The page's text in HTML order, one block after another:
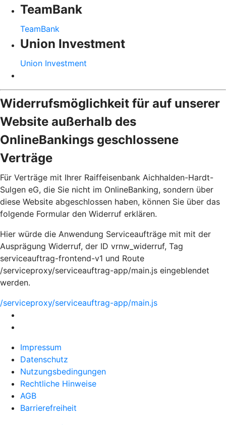
TeamBank
TeamBank
Union Investment
Union Investment
Widerrufsmöglichkeit für auf unserer
Website außerhalb des
OnlineBankings geschlossene
Verträge
Für Verträge mit Ihrer Raiffeisenbank Aichhalden-Hardt-
Sulgen eG, die Sie nicht im OnlineBanking, sondern über
diese Website abgeschlossen haben, können Sie über das
folgende Formular den Widerruf erklären.
Hier würde die Anwendung Serviceaufträge mit mit der
Ausprägung Widerruf, der ID vrnw_widerruf, Tag
serviceauftrag-frontend-v1 und Route
/serviceproxy/serviceauftrag-app/main.js eingeblendet
werden.
/serviceproxy/serviceauftrag-app/main.js
Impressum
Datenschutz
Nutzungsbedingungen
Rechtliche Hinweise
AGB
Barrierefreiheit